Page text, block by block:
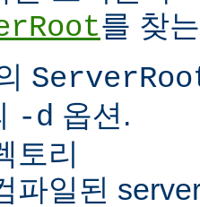
를 찾
-d 옵션.
토리
파일된